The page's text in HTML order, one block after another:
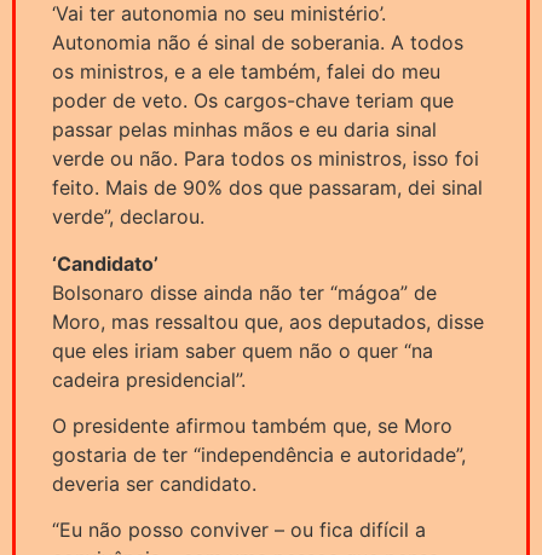
‘Vai ter autonomia no seu ministério’.
Autonomia não é sinal de soberania. A todos
os ministros, e a ele também, falei do meu
poder de veto. Os cargos-chave teriam que
passar pelas minhas mãos e eu daria sinal
verde ou não. Para todos os ministros, isso foi
feito. Mais de 90% dos que passaram, dei sinal
verde”, declarou.
‘Candidato’
Bolsonaro disse ainda não ter “mágoa” de
Moro, mas ressaltou que, aos deputados, disse
que eles iriam saber quem não o quer “na
cadeira presidencial”.
O presidente afirmou também que, se Moro
gostaria de ter “independência e autoridade”,
deveria ser candidato.
“Eu não posso conviver – ou fica difícil a